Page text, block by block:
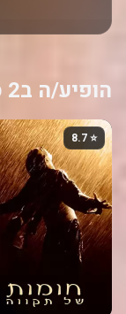
הופיע/ה ב2 סרטים
⭐ 8.7